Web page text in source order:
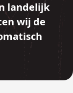
landelijk
wij de